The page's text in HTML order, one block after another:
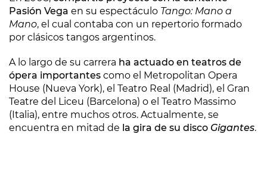
Pasión Vega en su espectáculo Tango: Mano a
Mano, el cual contaba con un repertorio formado
por clásicos tangos argentinos.
A lo largo de su carrera ha actuado en teatros de
ópera importantes como el Metropolitan Opera
House (Nueva York), el Teatro Real (Madrid), el Gran
Teatre del Liceu (Barcelona) o el Teatro Massimo
(Italia), entre muchos otros. Actualmente, se
encuentra en mitad de la gira de su disco Gigantes.